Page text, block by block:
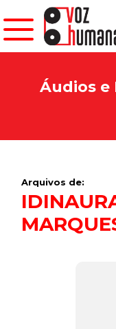
Áudios
Arquivos de: